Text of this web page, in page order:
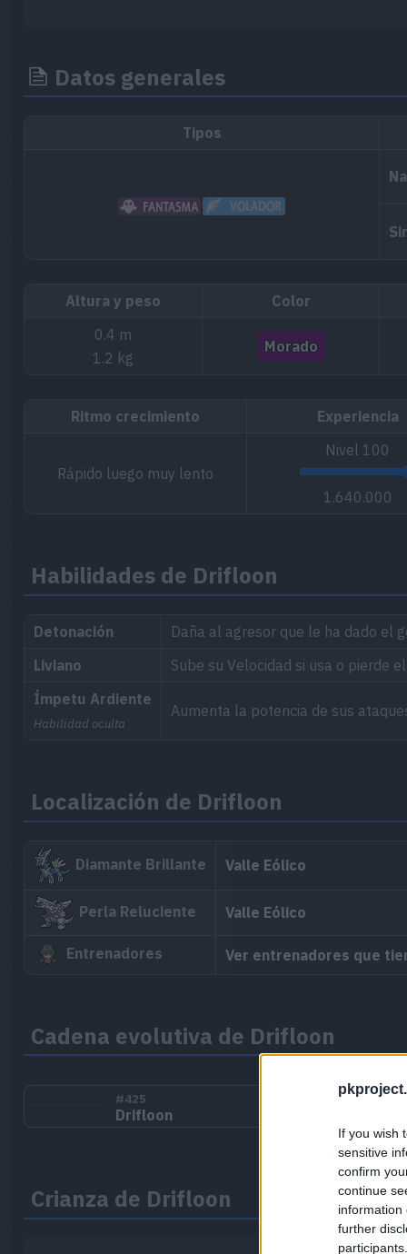
If you wish
sensitive
confirm
continue
information
further
Datos generales
Tipos
Altura y peso Color
0.4 m
1.2 kg
Morado
Ritmo crecimiento Experiencia
Rápido luego muy lento
Nivel 100
1.640.000
Habilidades de Drifloon
Detonación
Daña al agresor que le ha dado el
Liviano
Sube su Velocidad si usa o pierde
Ímpetu Ardiente
Habilidad oculta
Aumenta la potencia de sus
Localización de Drifloon
Diamante Brillante Valle Eólico
Perla Reluciente Valle Eólico
Entrenadores Ver entrenadores que
Cadena evolutiva de Drifloon
#425
Drifloon
Crianza de Drifloon